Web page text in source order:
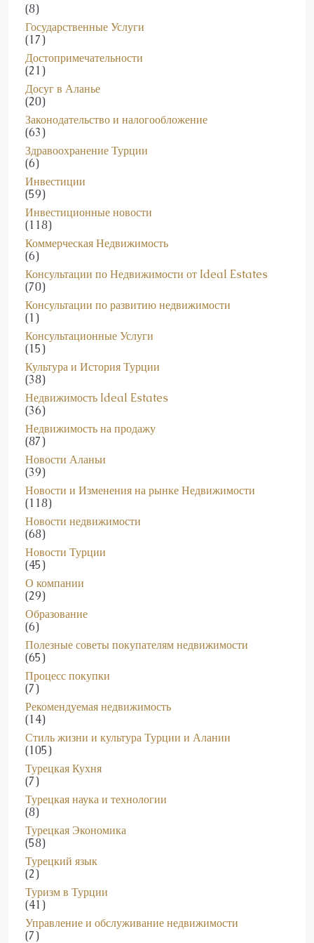
(8)
Государственные Услуги
(17)
Достопримечательности
(21)
Досуг в Аланье
(20)
Законодательство и налогообложение
(63)
Здравоохранение Турции
(6)
Инвестиции
(59)
Инвестиционные новости
(118)
Коммерческая Недвижимость
(6)
Консультации по Недвижимости от Ideal Estates
(70)
Консультации по развитию недвижимости
(1)
Консультационные Услуги
(15)
Культура и История Турции
(38)
Недвижимость Ideal Estates
(36)
Недвижимость на продажу
(87)
Новости Аланьи
(39)
Новости и Изменения на рынке Недвижимости
(118)
Новости недвижимости
(68)
Новости Турции
(45)
О компании
(29)
Образование
(6)
Полезные советы покупателям недвижимости
(65)
Процесс покупки
(7)
Рекомендуемая недвижимость
(14)
Стиль жизни и культура Турции и Алании
(105)
Турецкая Кухня
(7)
Турецкая наука и технологии
(8)
Турецкая Экономика
(58)
Турецкий язык
(2)
Туризм в Турции
(41)
Управление и обслуживание недвижимости
(7)